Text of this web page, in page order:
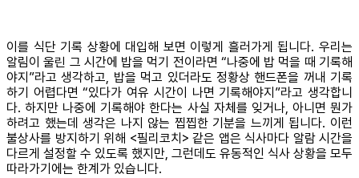
이를 식단 기록 상황에 대입해 보면 이렇게 흘러가게 됩니다. 우리는
알림이 울린 그 시간에 밥을 먹기 전이라면 “나중에 밥 먹을 때 기록해
야지”라고 생각하고, 밥을 먹고 있더라도 정황상 핸드폰을 꺼내 기록
하기 어렵다면 “있다가 여유 시간이 나면 기록해야지”라고 생각합니
다. 하지만 나중에 기록해야 한다는 사실 자체를 잊거나, 아니면 뭔가
하려고 했는데 생각은 나지 않는 찝찝한 기분을 느끼게 됩니다. 이런
불상사를 방지하기 위해 <필리코치> 같은 앱은 식사마다 알람 시간을
다르게 설정할 수 있도록 했지만, 그런데도 유동적인 식사 상황을 모두
따라가기에는 한계가 있습니다.